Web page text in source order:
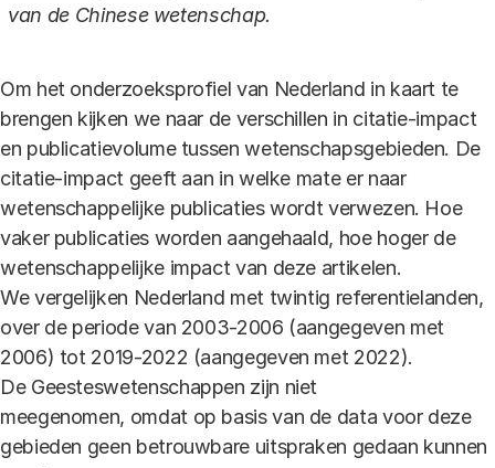
van de Chinese wetenschap.
Om het onderzoeksprofiel van Nederland in kaart te
brengen kijken we naar de verschillen in citatie-impact
en publicatievolume tussen wetenschapsgebieden. De
citatie-impact geeft aan in welke mate er naar
wetenschappelijke publicaties wordt verwezen. Hoe
vaker publicaties worden aangehaald, hoe hoger de
wetenschappelijke impact van deze artikelen.
We vergelijken Nederland met twintig referentielanden,
over de periode van 2003-2006 (aangegeven met
2006) tot 2019-2022 (aangegeven met 2022).
De Geesteswetenschappen zijn niet
meegenomen, omdat op basis van de data voor deze
gebieden geen betrouwbare uitspraken gedaan kunnen